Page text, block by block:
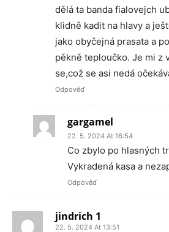
dělá ta banda fialovejch
klidně kadit na hlavy a
jako obyčejná prasata a
pěkně teploučko. Je mi z
se,což se asi nedá
Odpověď
gargamel
22. 5. 2024 At 16:54
Co zbylo po hlasných
Vykradená kasa a
Odpověď
jindrich 1
22. 5. 2024 At 13:51